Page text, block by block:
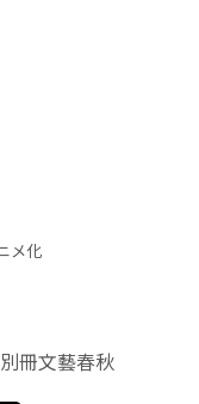
メ化
別冊文藝春秋